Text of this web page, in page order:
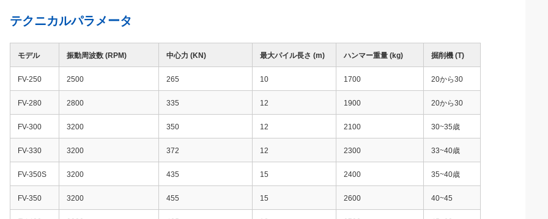
テクニカルパラメータ
モデル 振動周波数 (RPM) 中心力 (KN) 最大パイル長さ (m) ハンマー重量 (kg) 掘削機 (T)
FV-250 2500 265 10 1700 20から30
FV-280 2800 335 12 1900 20から30
FV-300 3200 350 12 2100 30~35歳
FV-330 3200 372 12 2300 33~40歳
FV-350S 3200 435 15 2400 35~40歳
FV-350 3200 455 15 2600 40~45